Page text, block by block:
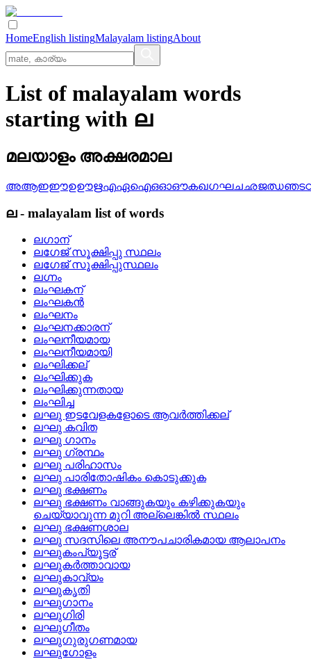
HomeEnglish listingMalayalam listingAbout
List of malayalam words
starting with ല
മലയാളം അക്ഷരമാല
അആഇഈഉഊഋഎഏഐഒഓഔകഖഗഘചഛജഝഞട
ല- malayalam list of words
ലഗാന്
ലഗേജ്‌ സൂക്ഷിപ്പു സ്ഥലം
ലഗേജ്‌ സൂക്ഷിപ്പുസ്ഥലം
ലഗ്നം
ലംഘകന്
ലംഘകന്‍
ലംഘനം
ലംഘനക്കാരന്
ലംഘനീയമായ
ലംഘനീയമായി
ലംഘിക്കല്
ലംഘിക്കുക
ലംഘിക്കുന്നതായ
ലംഘിച്ച
ലഘു ഇടവേളകളോടെ ആവര്‍ത്തിക്കല്
ലഘു കവിത
ലഘു ഗാനം
ലഘു ഗ്രന്ഥം
ലഘു പരിഹാസം
ലഘു പാരിതോഷികം കൊടുക്കുക
ലഘു ഭക്ഷണം
ലഘു ഭക്ഷണം വാങ്ങുകയും കഴിക്കുകയും
ചെയ്യാവുന്ന മുറി അല്ലെങ്കില്‍ സ്ഥലം
ലഘു ഭക്ഷണശാല
ലഘു സദസിലെ അനൗപചാരികമായ ആലാപനം
ലഘുകംപ്യൂട്ടര്
ലഘുകര്‍ത്താവായ
ലഘുകാവ്യം
ലഘുകൃതി
ലഘുഗാനം
ലഘുഗിരി
ലഘുഗീതം
ലഘുഗുരുഗണമായ
ലഘുഗോളം